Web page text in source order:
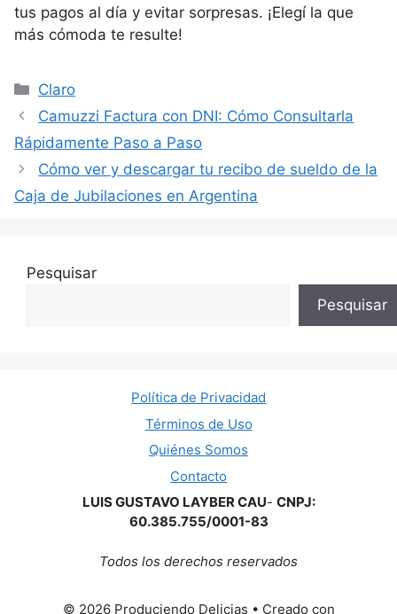
tus pagos al día y evitar sorpresas. ¡Elegí la que
más cómoda te resulte!
Categorías
Claro
Camuzzi Factura con DNI: Cómo Consultarla
Rápidamente Paso a Paso
Cómo ver y descargar tu recibo de sueldo de la
Caja de Jubilaciones en Argentina
Pesquisar
Pesquisar
Política de Privacidad
Términos de Uso
Quiénes Somos
Contacto
LUIS GUSTAVO LAYBER CAU- CNPJ:
60.385.755/0001-83
Todos los derechos reservados
© 2026 Produciendo Delicias • Creado con